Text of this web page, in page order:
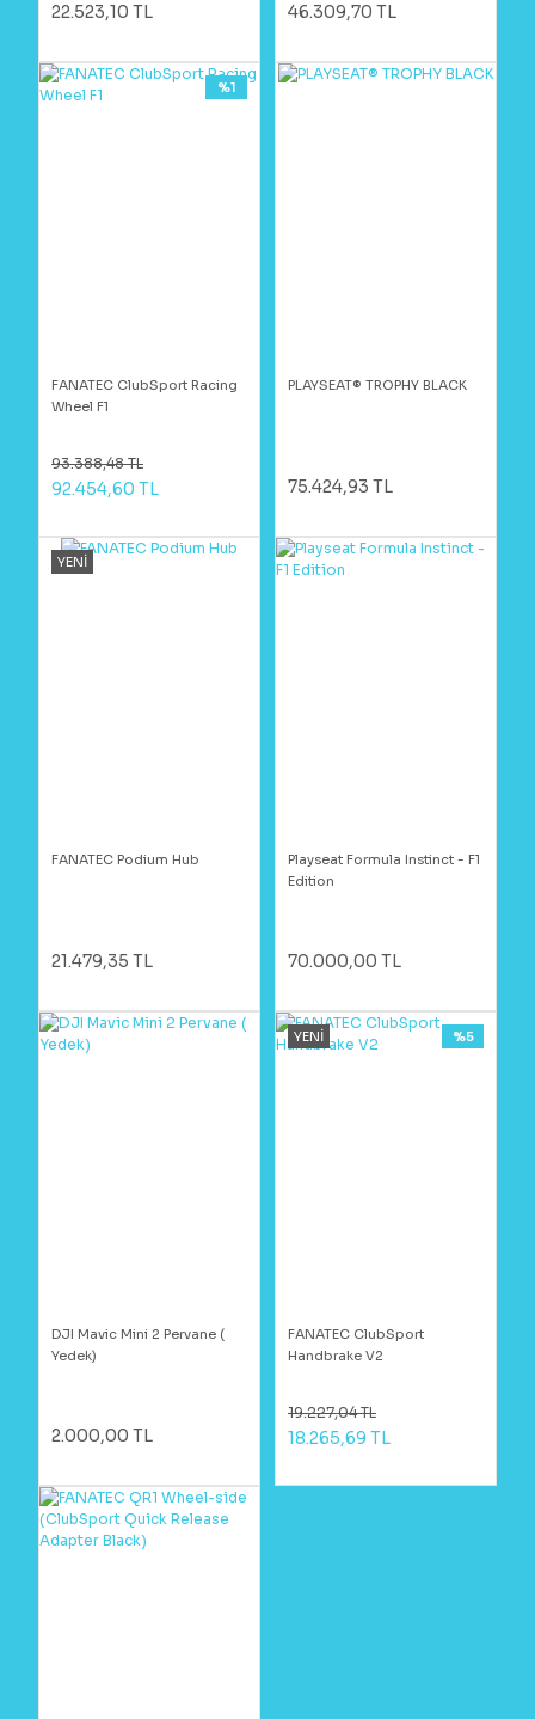
22.523,10 TL 46.309,70 TL
FANATEC ClubSport Racing
Wheel F1
%1
93.388,48 TL
92.454,60 TL
PLAYSEAT® TROPHY BLACK
75.424,93 TL
YENİ
FANATEC Podium Hub
21.479,35 TL
Playseat Formula Instinct - F1
Edition
70.000,00 TL
DJI Mavic Mini 2 Pervane (
Yedek)
2.000,00 TL
YENİ
FANATEC ClubSport
Handbrake V2
%5
19.227,04 TL
18.265,69 TL